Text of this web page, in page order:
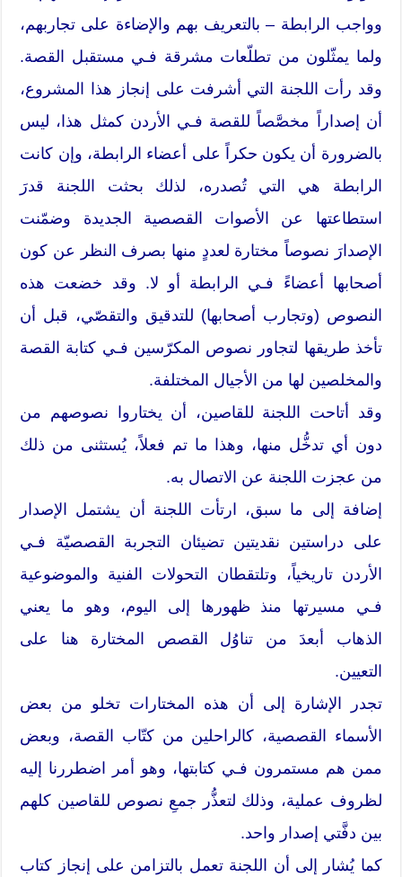
وواجب الرابطة – بالتعريف بهم والإضاءة على تجاربهم،
ولما يمثّلون من تطلّعات مشرقة فـي مستقبل القصة.
وقد رأت اللجنة التي أشرفت على إنجاز هذا المشروع،
أن إصداراً مخصَّصاً للقصة فـي الأردن كمثل هذا، ليس
بالضرورة أن يكون حكراً على أعضاء الرابطة، وإن كانت
الرابطة هي التي تُصدره، لذلك بحثت اللجنة قدرَ
استطاعتها عن الأصوات القصصية الجديدة وضمّنت
الإصدارَ نصوصاً مختارة لعددٍ منها بصرف النظر عن كون
أصحابها أعضاءً فـي الرابطة أو لا. وقد خضعت هذه
النصوص (وتجارب أصحابها) للتدقيق والتقصّي، قبل أن
تأخذ طريقها لتجاور نصوص المكرّسين فـي كتابة القصة
والمخلصين لها من الأجيال المختلفة.
وقد أتاحت اللجنة للقاصين، أن يختاروا نصوصهم من
دون أي تدخُّل منها، وهذا ما تم فعلاً، يُستثنى من ذلك
من عجزت اللجنة عن الاتصال به.
إضافة إلى ما سبق، ارتأت اللجنة أن يشتمل الإصدار
على دراستين نقديتين تضيئان التجربة القصصيّة فـي
الأردن تاريخياً، وتلتقطان التحولات الفنية والموضوعية
فـي مسيرتها منذ ظهورها إلى اليوم، وهو ما يعني
الذهاب أبعدَ من تناوُل القصص المختارة هنا على
التعيين.
تجدر الإشارة إلى أن هذه المختارات تخلو من بعض
الأسماء القصصية، كالراحلين من كتّاب القصة، وبعض
ممن هم مستمرون فـي كتابتها، وهو أمر اضطررنا إليه
لظروف عملية، وذلك لتعذُّر جمعِ نصوص للقاصين كلهم
بين دفَّتي إصدار واحد.
كما يُشار إلى أن اللجنة تعمل بالتزامن على إنجاز كتاب